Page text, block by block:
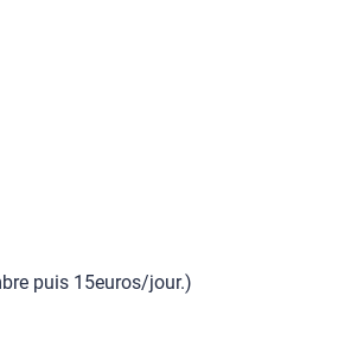
puis 15euros/jour.)